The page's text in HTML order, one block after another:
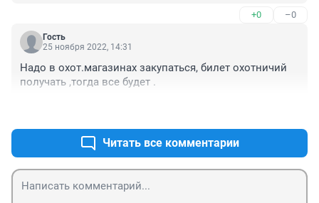
+0 –0
Гость
25 ноября 2022, 14:31
Надо в охот.магазинах закупаться, билет охотничий
получать ,тогда все будет .
Читать все комментарии